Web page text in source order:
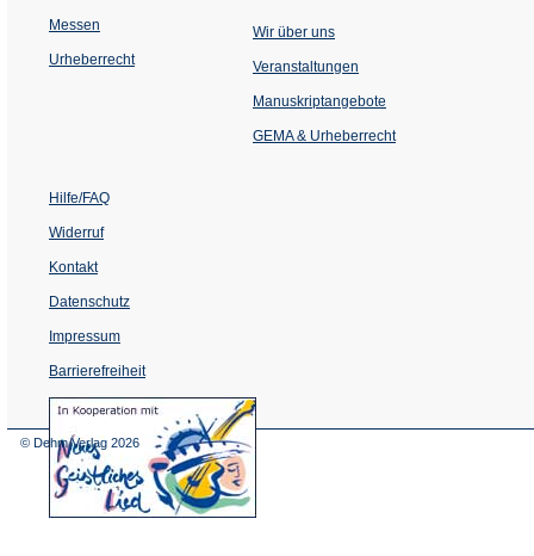
Messen
Urheberrecht
Wir über uns
Veranstaltungen
einem
Tab)
Manuskriptangebote
GEMA & Urheberrecht
Hilfe/FAQ
Widerruf
Kontakt
Datenschutz
Impressum
Barrierefreiheit
(Öffnet
in
© Dehm Verlag 2026